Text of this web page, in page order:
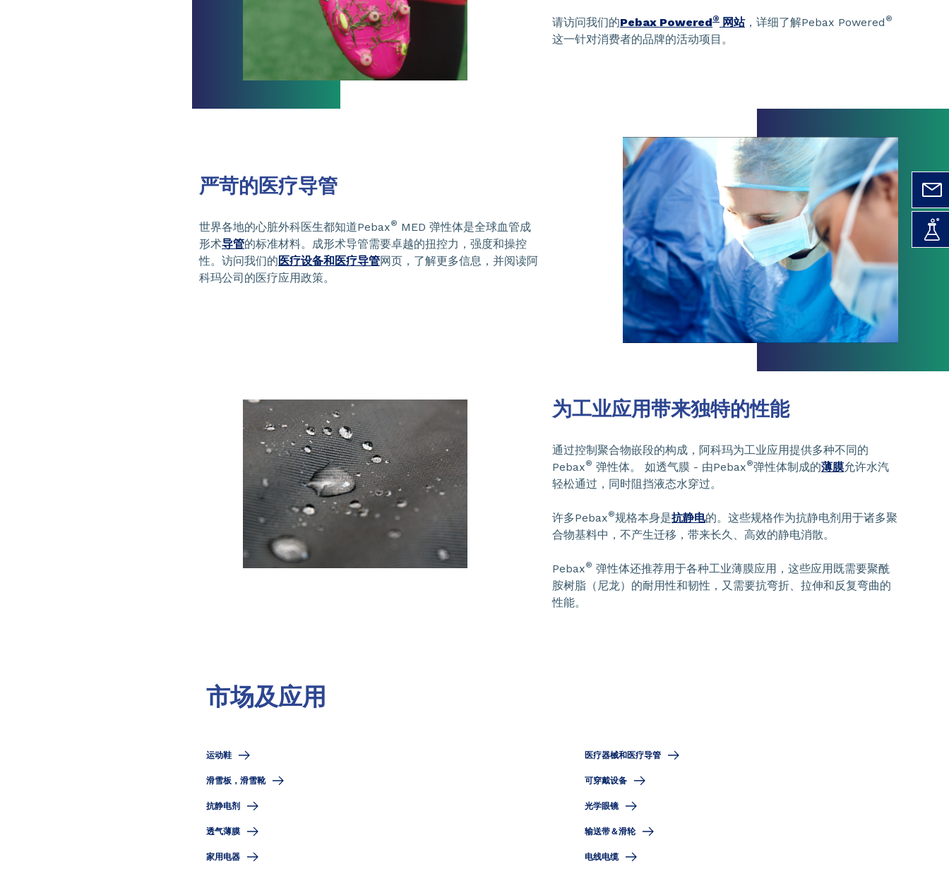
请访问我们的Pebax Powered® 网站，详细了解Pebax Powered ®
这一针对消费者的品牌的活动项目。
严苛的医疗导管
世界各地的心脏外科医生都知道Pebax® MED 弹性体是全球血管成
形术导管的标准材料。成形术导管需要卓越的扭控力，强度和操控
性。访问我们的医疗设备和医疗导管网页，了解更多信息，并阅读阿
科玛公司的医疗应用政策。
为工业应用带来独特的性能
通过控制聚合物嵌段的构成，阿科玛为工业应用提供多种不同的
Pebax® 弹性体。 如透气膜 - 由Pebax®弹性体制成的薄膜允许水汽
轻松通过，同时阻挡液态水穿过。
许多Pebax®规格本身是抗静电的。这些规格作为抗静电剂用于诸多聚
合物基料中，不产生迁移，带来长久、高效的静电消散。
Pebax® 弹性体还推荐用于各种工业薄膜应用，这些应用既需要聚酰
胺树脂（尼龙）的耐用性和韧性，又需要抗弯折、拉伸和反复弯曲的
性能。
市场及应用
运动鞋 医疗器械和医疗导管
滑雪板，滑雪靴 可穿戴设备
抗静电剂 光学眼镜
透气薄膜 输送带＆滑轮
家用电器 电线电缆